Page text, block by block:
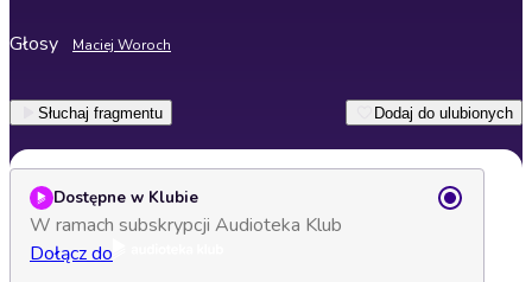
Głosy Maciej Woroch
Słuchaj fragmentu Dodaj do ulubionych
Dostępne w Klubie
W ramach subskrypcji Audioteka Klub
Dołącz do